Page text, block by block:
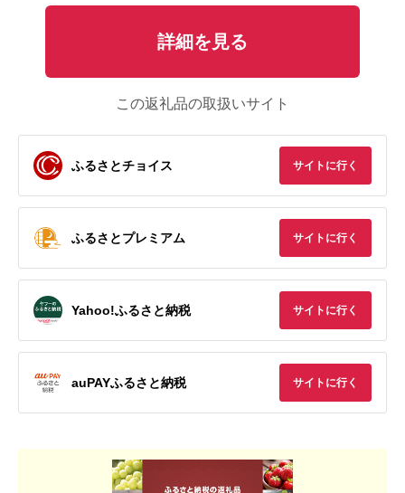
詳細を見る
この返礼品の取扱いサイト
ふるさとチョイス サイトに行く
ふるさとプレミアム サイトに行く
Yahoo!ふるさと納税 サイトに行く
auPAYふるさと納税 サイトに行く